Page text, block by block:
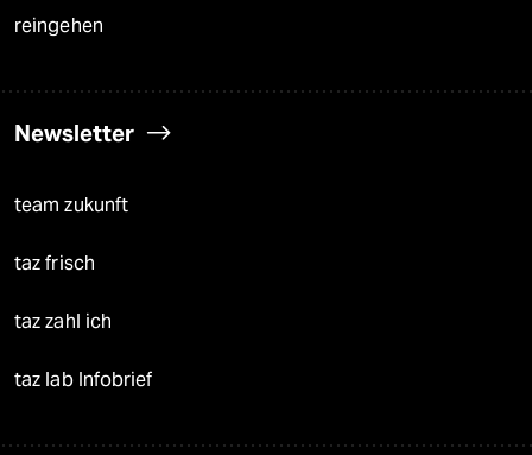
reingehen
Newsletter
team zukunft
taz frisch
taz zahl ich
taz lab Infobrief